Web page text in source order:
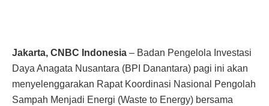
Jakarta, CNBC Indonesia – Badan Pengelola Investasi
Daya Anagata Nusantara (BPI Danantara) pagi ini akan
menyelenggarakan Rapat Koordinasi Nasional Pengolah
Sampah Menjadi Energi (Waste to Energy) bersama